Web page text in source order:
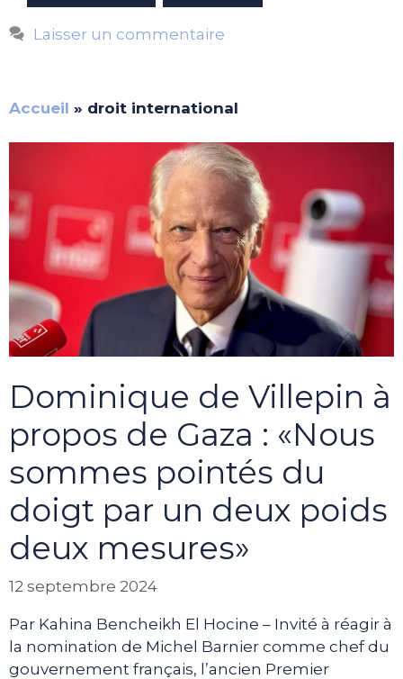
Laisser un commentaire
Accueil » droit international
Dominique de Villepin à
propos de Gaza : «Nous
sommes pointés du
doigt par un deux poids
deux mesures»
12 septembre 2024
Par Kahina Bencheikh El Hocine – Invité à réagir à
la nomination de Michel Barnier comme chef du
gouvernement français, l’ancien Premier